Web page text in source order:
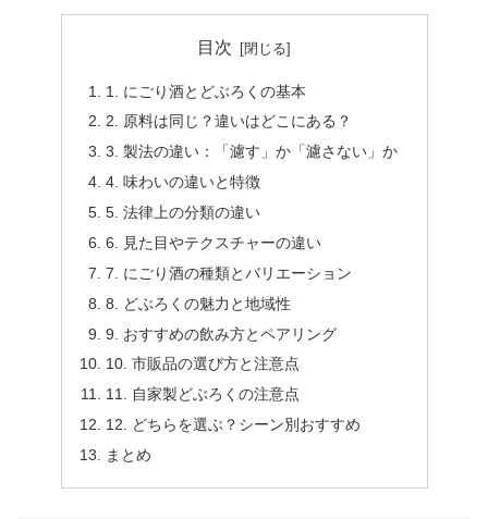
目次
1. にごり酒とどぶろくの基本
2. 原料は同じ？違いはどこにある？
3. 製法の違い：「濾す」か「濾さない」か
4. 味わいの違いと特徴
5. 法律上の分類の違い
6. 見た目やテクスチャーの違い
7. にごり酒の種類とバリエーション
8. どぶろくの魅力と地域性
9. おすすめの飲み方とペアリング
10. 市販品の選び方と注意点
11. 自家製どぶろくの注意点
12. どちらを選ぶ？シーン別おすすめ
まとめ